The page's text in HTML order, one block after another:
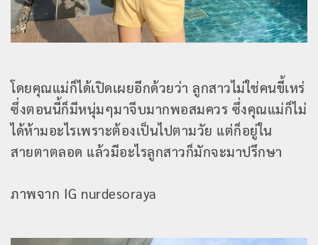
โดยคุณแม่ก็ได้เปิดเผยอีกด้วยว่า ลูกสาวไม่ใช่คนขี้เหร่
ซึ่งตอนนี้ก็มีหนุ่มๆมาจีบมากพอสมควร ซึ่งคุณแม่ก็ไม่
ได้ห้ามอะไรเพราะต้องเป็นไปตามวัย แต่ก็อยู่ใน
สายตาตลอด แล้วมีอะไรลูกสาวก็มักจะมาปรึกษา
ภาพจาก IG nurdesoraya